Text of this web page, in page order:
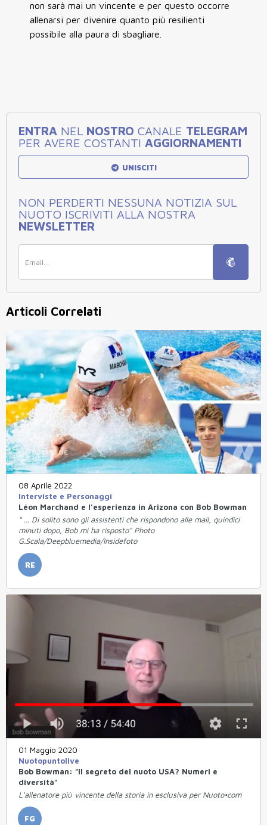
non sarà mai un vincente e per questo occorre
allenarsi per divenire quanto più resilienti
possibile alla paura di sbagliare.
ENTRA NEL NOSTRO CANALE TELEGRAM
PER AVERE COSTANTI AGGIORNAMENTI
UNISCITI
NON PERDERTI NESSUNA NOTIZIA SUL
NUOTO ISCRIVITI ALLA NOSTRA
NEWSLETTER
Articoli Correlati
08 Aprile 2022
Interviste e Personaggi
Léon Marchand e l'esperienza in Arizona con Bob Bowman
" ... Di solito sono gli assistenti che rispondono alle mail, quindici
minuti dopo, Bob mi ha risposto" Photo
G.Scala/Deepbluemedia/Insidefoto
RE
01 Maggio 2020
Nuotopuntolive
Bob Bowman: "Il segreto del nuoto USA? Numeri e
diversità"
L'allenatore più vincente della storia in esclusiva per Nuoto•com
FG